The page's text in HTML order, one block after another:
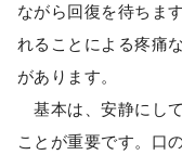
ながら回復を待ちま
れることによる疼痛
があります。
基本は、安静にし
ことが重要です。口